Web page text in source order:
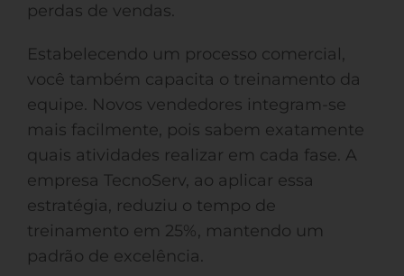
perdas de vendas.
Estabelecendo um processo comercial,
você também capacita o treinamento da
equipe. Novos vendedores integram-se
mais facilmente, pois sabem exatamente
quais atividades realizar em cada fase. A
empresa TecnoServ, ao aplicar essa
estratégia, reduziu o tempo de
treinamento em 25%, mantendo um
padrão de excelência.